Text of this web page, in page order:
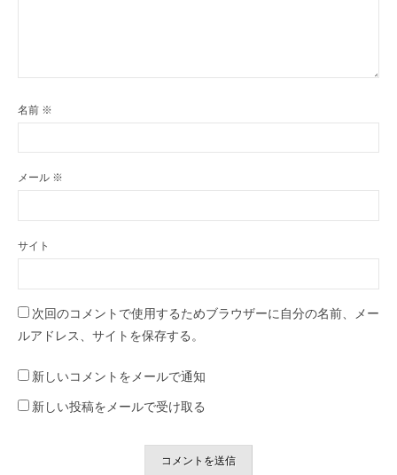
名前 ※
メール ※
サイト
次回のコメントで使用するためブラウザーに自分の名前、メー
ルアドレス、サイトを保存する。
新しいコメントをメールで通知
新しい投稿をメールで受け取る